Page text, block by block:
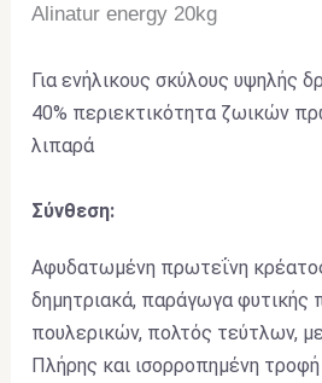
Alinatur energy 20kg
Για ενήλικους σκύλους υψηλής
40% περιεκτικότητα ζωικών
λιπαρά
Σύνθεση:
Αφυδατωμένη πρωτεΐνη
δημητριακά, παράγωγα φυτικής
πουλερικών, πολτός τεύτλων,
Πλήρης και ισορροπημένη